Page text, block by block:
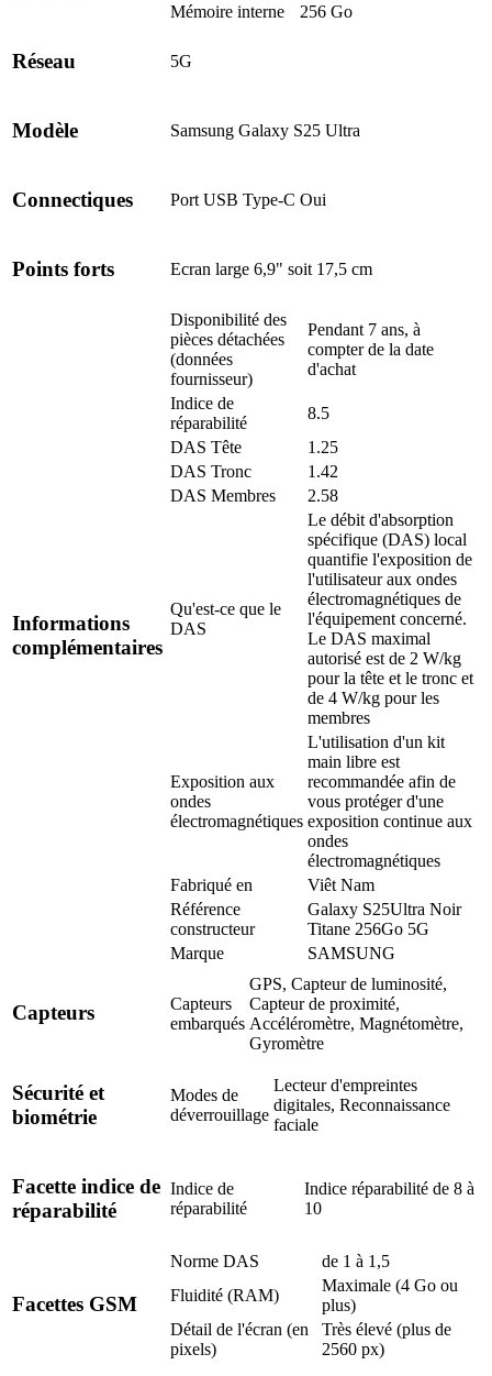
Mémoire interne
256 Go
Réseau 5G
Modèle Samsung Galaxy S25 Ultra
Connectiques Port USB Type-C Oui
Points forts Ecran large 6,9" soit 17,5 cm
Informations
complémentaires
Disponibilité des
pièces détachées
(données
fournisseur)
Pendant 7 ans, à
compter de la date
d'achat
Indice de
réparabilité
8.5
DAS Tête
1.25
DAS Tronc
1.42
DAS Membres
2.58
Qu'est-ce que le
DAS
Le débit d'absorption
spécifique (DAS) local
quantifie l'exposition de
l'utilisateur aux ondes
électromagnétiques de
l'équipement concerné.
Le DAS maximal
autorisé est de 2 W/kg
pour la tête et le tronc et
de 4 W/kg pour les
membres
Exposition aux
ondes
électromagnétiques
L'utilisation d'un kit
main libre est
recommandée afin de
vous protéger d'une
exposition continue aux
ondes
électromagnétiques
Fabriqué en
Viêt Nam
Référence
constructeur
Galaxy S25Ultra Noir
Titane 256Go 5G
Marque
SAMSUNG
Capteurs
Capteurs
embarqués
GPS, Capteur de luminosité,
Capteur de proximité,
Accéléromètre, Magnétomètre,
Gyromètre
Sécurité et
biométrie
Modes de
déverrouillage
Lecteur d'empreintes
digitales, Reconnaissance
faciale
Facette indice de
réparabilité
Indice de
réparabilité
Indice réparabilité de 8 à
10
Facettes GSM
Norme DAS
de 1 à 1,5
Fluidité (RAM)
Maximale (4 Go ou
plus)
Détail de l'écran (en
pixels)
Très élevé (plus de
2560 px)